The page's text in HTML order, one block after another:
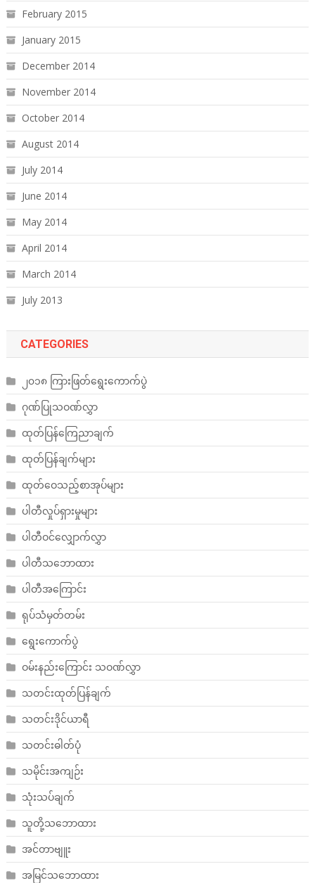
February 2015
January 2015
December 2014
November 2014
October 2014
August 2014
July 2014
June 2014
May 2014
April 2014
March 2014
July 2013
CATEGORIES
၂၀၁၈ ကြားဖြတ်ရွေးကောက်ပွဲ
ဂုဏ်ပြုသဝဏ်လွှာ
ထုတ်ပြန်ကြေညာချက်
ထုတ်ပြန်ချက်များ
ထုတ်ဝေသည့်စာအုပ်များ
ပါတီလှုပ်ရှားမှုများ
ပါတီဝင်လျှောက်လွှာ
ပါတီသဘောထား
ပါတီအကြောင်း
ရုပ်သံမှတ်တမ်း
ရွေးကောက်ပွဲ
ဝမ်းနည်းကြောင်း သဝဏ်လွှာ
သတင်းထုတ်ပြန်ချက်
သတင်းဒိုင်ယာရီ
သတင်းဓါတ်ပုံ
သမိုင်းအကျဉ်း
သုံးသပ်ချက်
သူတို့သဘောထား
အင်တာဗျူး
အမြင်သဘောထား